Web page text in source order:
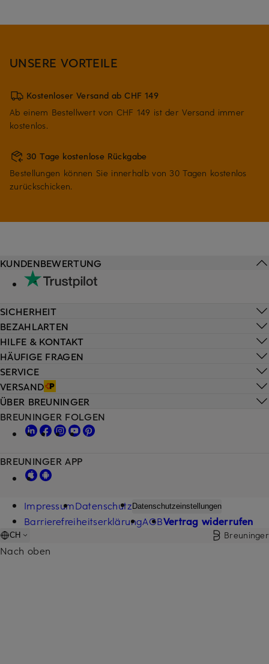
UNSERE VORTEILE
Kostenloser Versand ab CHF 149
Ab einem Bestellwert von CHF 149 ist der Versand immer
kostenlos.
30 Tage kostenlose Rückgabe
Bestellungen können Sie innerhalb von 30 Tagen kostenlos
zurückschicken.
HILFE & KONTAKT
HÄUFIGE FRAGEN
SERVICE
VERSAND
KUNDENBEWERTUNG
SICHERHEIT
BEZAHLARTEN
ÜBER BREUNINGER
BREUNINGER FOLGEN
BREUNINGER APP
ImpressumDatenschutz Datenschutzeinstellungen
BarrierefreiheitserklärungAGBVertrag widerrufen
CH Breuninger
Nach oben